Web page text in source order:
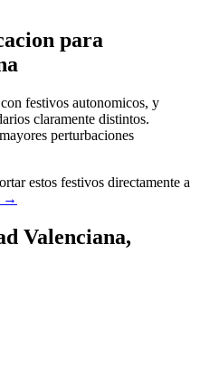
para
festivos autonomicos, y
claramente distintos.
perturbaciones
estos festivos directamente a
→
Valenciana,